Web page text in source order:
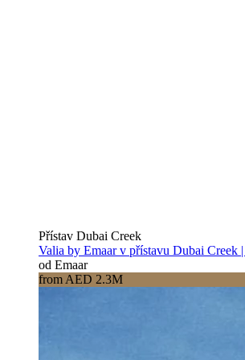
Přístav Dubai Creek
Valia by Emaar v přístavu Dubai Creek
od Emaar
from AED 2.3M